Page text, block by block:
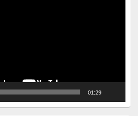
01:29